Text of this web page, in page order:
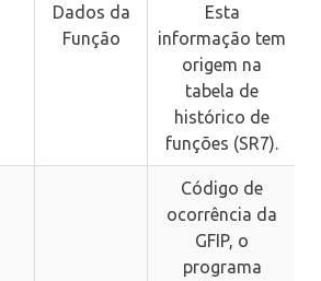
Dados da
Função
Esta
informação tem
origem na
tabela de
histórico de
funções (SR7).
Código de
ocorrência da
GFIP, o
programa